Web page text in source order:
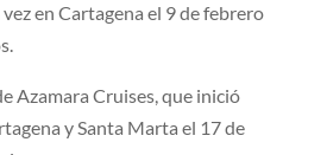
en Cartagena el 9 de febrero
Azamara Cruises, que inició
y Santa Marta el 17 de